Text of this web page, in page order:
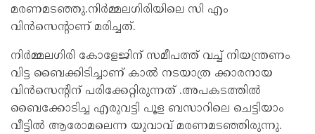
മരണമടഞ്ഞു.നിർമ്മലഗിരിയിലെ സി എം
വിൻസെന്റാണ് മരിച്ചത്.
നിർമ്മലഗിരി കോളേജിന് സമീപത്ത് വച്ച് നിയന്ത്രണം
വിട്ട ബൈക്കിടിച്ചാണ് കാൽ നടയാത്ര ക്കാരനായ
വിൻസെന്റിന് പരിക്കേറ്റിരുന്നത് .അപകടത്തിൽ
ബൈക്കോടിച്ച എരുവട്ടി പൂള ബസാറിലെ ചെട്ടിയാം
വീട്ടിൽ ആരോമലെന്ന യുവാവ് മരണമടഞ്ഞിരുന്നു.